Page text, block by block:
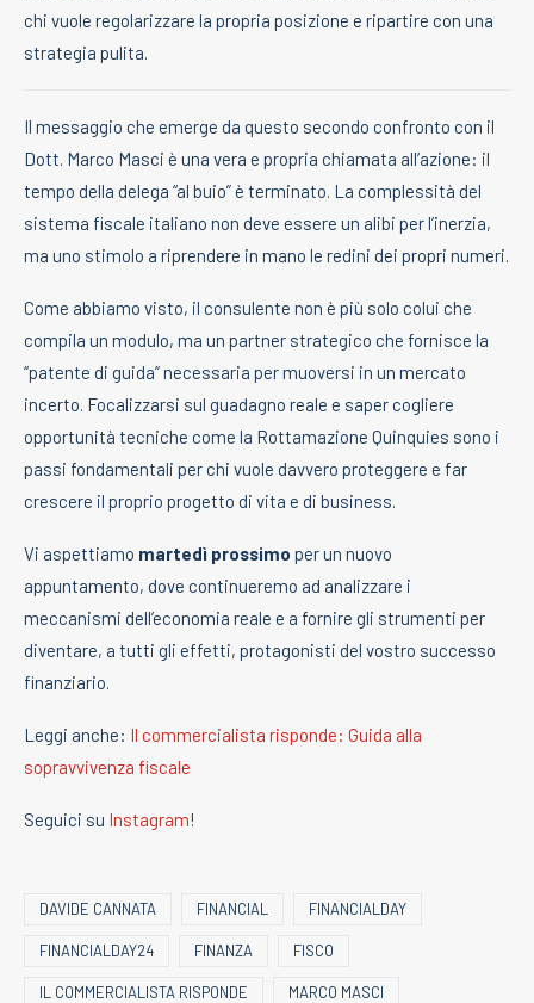
chi vuole regolarizzare la propria posizione e ripartire con una
strategia pulita.
Il messaggio che emerge da questo secondo confronto con il
Dott. Marco Masci è una vera e propria chiamata all’azione: il
tempo della delega “al buio” è terminato. La complessità del
sistema fiscale italiano non deve essere un alibi per l’inerzia,
ma uno stimolo a riprendere in mano le redini dei propri numeri.
Come abbiamo visto, il consulente non è più solo colui che
compila un modulo, ma un partner strategico che fornisce la
“patente di guida” necessaria per muoversi in un mercato
incerto. Focalizzarsi sul guadagno reale e saper cogliere
opportunità tecniche come la Rottamazione Quinquies sono i
passi fondamentali per chi vuole davvero proteggere e far
crescere il proprio progetto di vita e di business.
Vi aspettiamo martedì prossimo per un nuovo
appuntamento, dove continueremo ad analizzare i
meccanismi dell’economia reale e a fornire gli strumenti per
diventare, a tutti gli effetti, protagonisti del vostro successo
finanziario.
Leggi anche: Il commercialista risponde: Guida alla
sopravvivenza fiscale
Seguici su Instagram!
DAVIDE CANNATA FINANCIAL FINANCIALDAY
FINANCIALDAY24 FINANZA FISCO
IL COMMERCIALISTA RISPONDE MARCO MASCI